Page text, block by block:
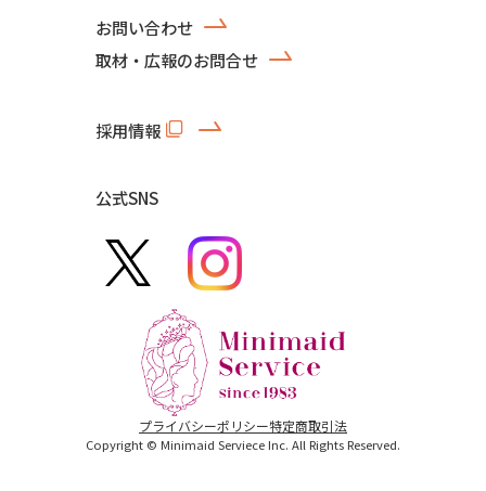
お問い合わせ
取材・広報のお問合せ
採用情報
公式SNS
プライバシーポリシー特定商取引法
Copyright © Minimaid Serviece Inc. All Rights Reserved.